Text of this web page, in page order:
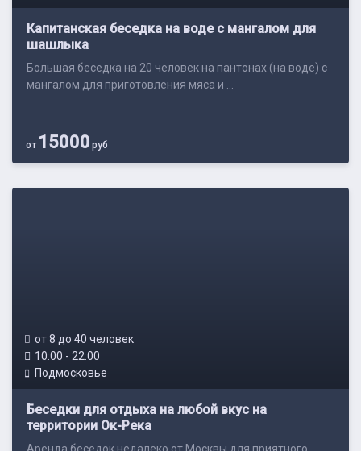
Капитанская беседка на воде с мангалом для
шашлыка
Большая беседка на 20 человек на пантонах (на воде) с
мангалом для приготовления мяса и ...
от 15000 руб
от 8 до 40 человек
10:00 - 22:00
Подмосковье
Беседки для отдыха на любой вкус на
территории Ок-Река